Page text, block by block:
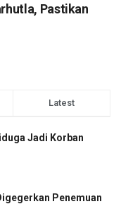
Pastikan
Latest
Jadi Korban
Penemuan